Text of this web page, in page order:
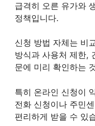
급격히 오른 유가와
정책입니다.
신청 방법 자체는 비
방식과 사용처 제한,
문에 미리 확인하는
특히 온라인 신청이
전화 신청이나 주민
편리하게 받을 수 있